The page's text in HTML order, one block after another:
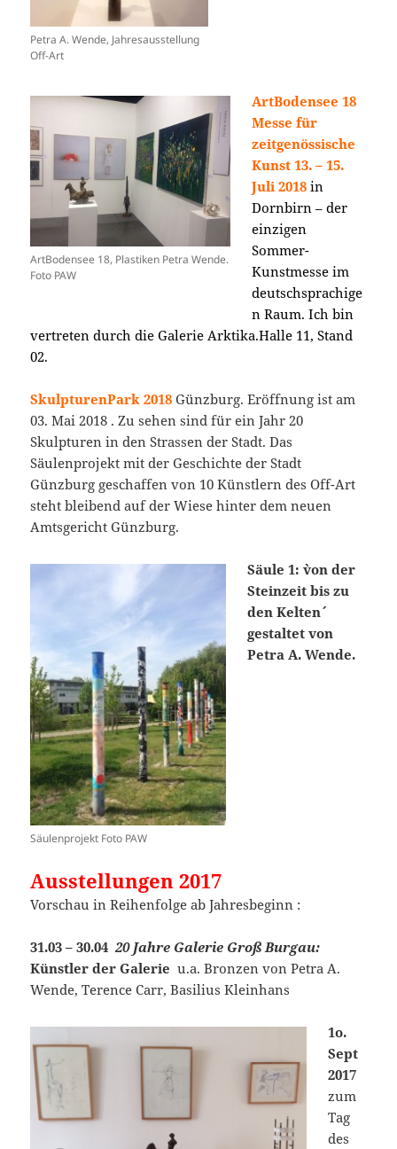
Petra A. Wende, Jahresausstellung
Off-Art
ArtBodensee 18, Plastiken Petra Wende.
Foto PAW
ArtBodensee 18
Messe für
zeitgenössische
Kunst13. – 15.
Juli 2018in
Dornbirn – der
einzigen
Sommer-
Kunstmesse im
deutschsprachige
n Raum. Ich bin
vertreten durch die Galerie Arktika.Halle 11, Stand
02.
SkulpturenPark 2018 Günzburg. Eröffnung ist am
03. Mai 2018 . Zu sehen sind für ein Jahr 20
Skulpturen in den Strassen der Stadt. Das
Säulenprojekt mit der Geschichte der Stadt
Günzburg geschaffen von 10 Künstlern des Off-Art
steht bleibend auf der Wiese hinter dem neuen
Amtsgericht Günzburg.
Säulenprojekt Foto PAW
Säule 1: `von der
Steinzeit bis zu
den Kelten´
gestaltet von
Petra A. Wende.
Ausstellungen 2017
Vorschau in Reihenfolge ab Jahresbeginn :
31.03 – 30.0420 Jahre Galerie Groß Burgau:
Künstler der Galerieu.a. Bronzen von Petra A.
Wende, Terence Carr, Basilius Kleinhans
1o.
Sept
2017
zum
Tag
des